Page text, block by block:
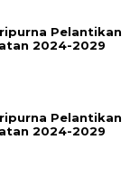
Pelantikan
2024-2029
Pelantikan
2024-2029